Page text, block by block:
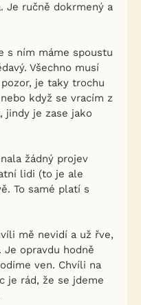
Je ručně dokrmený a
s ním máme spoustu
Všechno musí
je taky trochu
když se vracím z
jindy je zase jako
žádný projev
lidi (to je ale
To samé platí s
mě nevidí a už řve,
opravdu hodně
ven. Chvíli na
je rád, že se jdeme